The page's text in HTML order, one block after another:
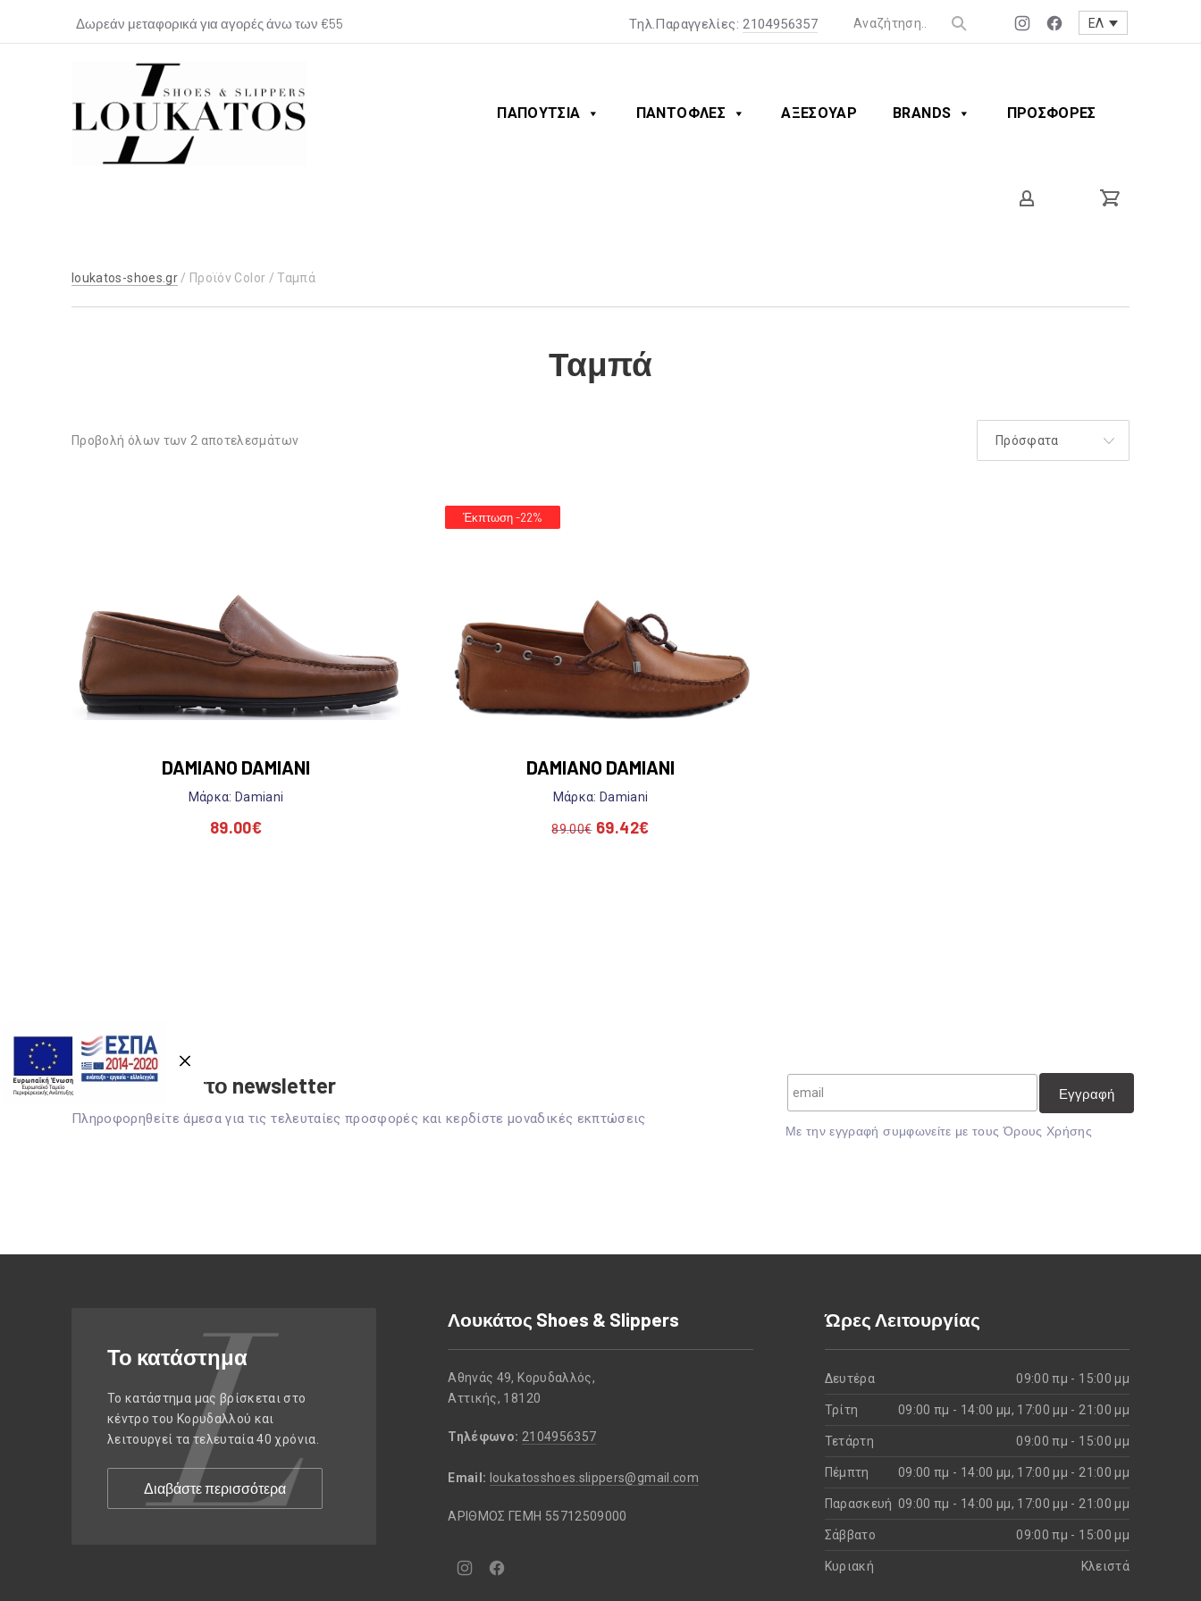
Δωρεάν μεταφορικά για αγορές άνω των €55 Tηλ.Παραγγελίες:2104956357
Νέο
Νέο
ΕΛ
loukatos-
shoes.gr
ΠΑΠΟΥΤΣΙΑ ΠΑΝΤΟΦΛΕΣ ΑΞΕΣΟΥΑΡ BRANDS ΠΡΟΣΦΟΡΕΣ
π
ά
loukatos-shoes.gr/ Προϊόν Color / Ταμπά
Ταμπά
Προβολή όλων των 2 αποτελεσμάτων
DAMIANO DAMIANI
Mάρκα: Damiani
89.00€
Έκπτωση -22%
DAMIANO DAMIANI
Mάρκα: Damiani
89.00€ 69.42€
Εγγραφείτε στο newsletter
Πληροφορηθείτε άμεσα για τις τελευταίες προσφορές και κερδίστε μοναδικές εκπτώσεις
Mε την εγγραφή συμφωνείτε με τουςΌρους Χρήσης
Το κατάστημα
Το κατάστημα μας βρίσκεται στο
κέντρο του Κορυδαλλού και
λειτουργεί τα τελευταία 40 χρόνια.
Διαβάστε περισσότερα
Λουκάτος Shoes & Slippers
Αθηνάς 49, Κορυδαλλός,
Αττικής, 18120
Τηλέφωνο: 2104956357
Email: loukatosshoes.slippers@gmail.com
ΑΡΙΘΜΟΣ ΓΕΜΗ 55712509000
Νέο
Νέο
Ώρες Λειτουργίας
Δευτέρα 09:00 πμ - 15:00 μμ
Τρίτη 09:00 πμ - 14:00 μμ, 17:00 μμ - 21:00 μμ
Τετάρτη 09:00 πμ - 15:00 μμ
Πέμπτη 09:00 πμ - 14:00 μμ, 17:00 μμ - 21:00 μμ
Παρασκευή 09:00 πμ - 14:00 μμ, 17:00 μμ - 21:00 μμ
Σάββατο 09:00 πμ - 15:00 μμ
Κυριακή Kλειστά